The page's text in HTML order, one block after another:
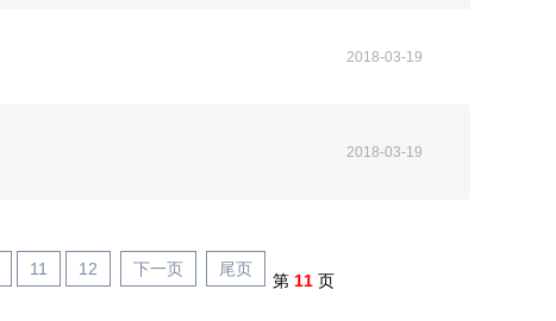
2018-03-19
2018-03-19
11 12 下一页 尾页
第 11 页